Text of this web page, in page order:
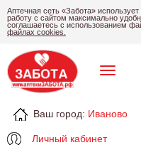
Аптечная сеть «Забота»
работу с сайтом максимально
соглашаетесь с использованием
файлах cookies.
Ваш город: Иваново
Личный кабинет